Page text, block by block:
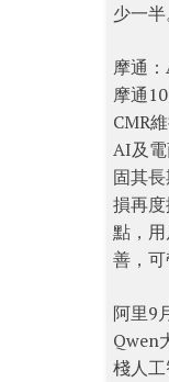
少一半
摩通
摩通
CMR
AI及
固其
損再
點，
善，可
阿里9
Qwen
棧人